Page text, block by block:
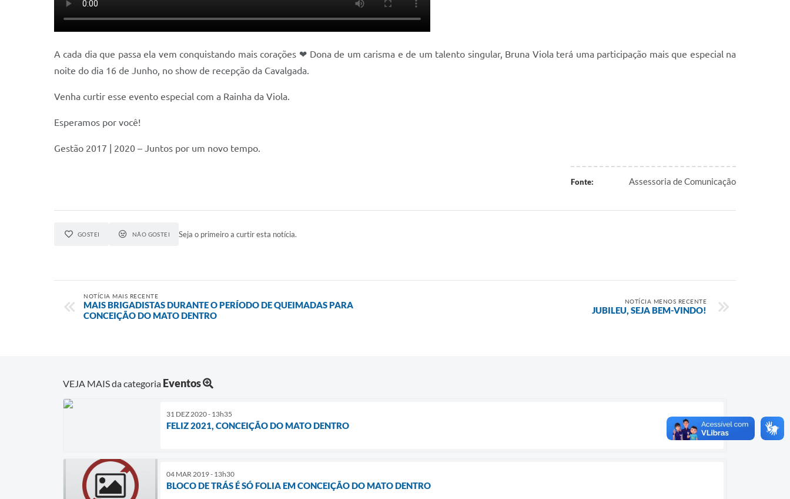
A cada dia que passa ela vem conquistando mais corações ❤ Dona de um carisma e de um talento singular, Bruna Viola terá uma participação mais que especial na
noite do dia 16 de Junho, no show de recepção da Cavalgada.
Venha curtir esse evento especial com a Rainha da Viola.
Esperamos por você!
Gestão 2017 | 2020 – Juntos por um novo tempo.
Fonte: Assessoria de Comunicação
GOSTEI NÃO GOSTEI Seja o primeiro a curtir esta notícia.
NOTÍCIA MAIS RECENTE
MAIS BRIGADISTAS DURANTE O PERÍODO DE QUEIMADAS PARA
CONCEIÇÃO DO MATO DENTRO
NOTÍCIA MENOS RECENTE
JUBILEU, SEJA BEM-VINDO!
VEJA MAIS da categoria Eventos
31 DEZ 2020 - 13h35
FELIZ 2021, CONCEIÇÃO DO MATO DENTRO
04 MAR 2019 - 13h30
BLOCO DE TRÁS É SÓ FOLIA EM CONCEIÇÃO DO MATO DENTRO